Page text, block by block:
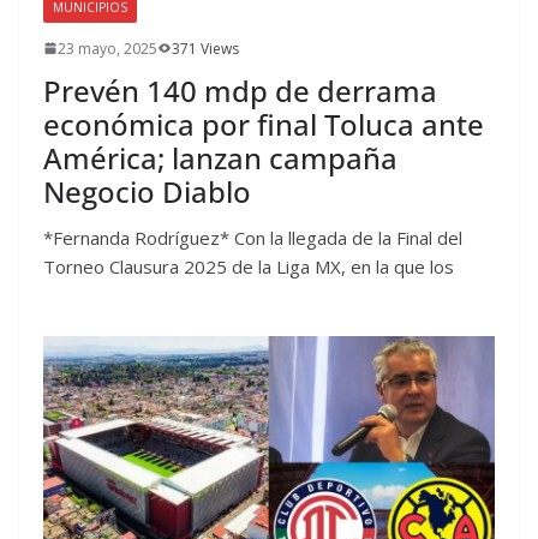
MUNICIPIOS
23 mayo, 2025 371 Views
Prevén 140 mdp de derrama
económica por final Toluca ante
América; lanzan campaña
Negocio Diablo
*Fernanda Rodríguez* Con la llegada de la Final del
Torneo Clausura 2025 de la Liga MX, en la que los